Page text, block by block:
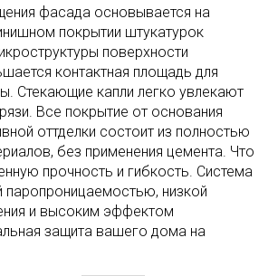
фасада основывается на
покрытии штукатурок
поверхности
контактная площадь для
Стекающие капли легко увлекают
Все покрытие от основания
оттделки состоит из полностью
без применения цемента. Что
прочность и гибкость. Система
низкой
и высоким эффектом
защита вашего дома на